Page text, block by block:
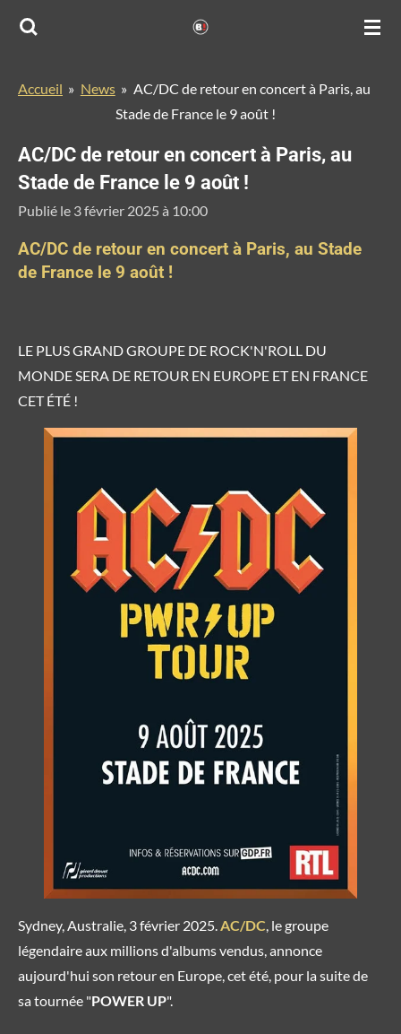
Passer
principal
Accueil » News » AC/DC de retour en concert à Paris, au
Stade de France le 9 août !
AC/DC de retour en concert à Paris, au
Stade de France le 9 août !
Publié le 3 février 2025 à 10:00
AC/DC de retour en concert à Paris, au Stade
de France le 9 août !
LE PLUS GRAND GROUPE DE ROCK'N'ROLL DU
MONDE SERA DE RETOUR EN EUROPE ET EN FRANCE
CET ÉTÉ !
Sydney, Australie, 3 février 2025.AC/DC, le groupe
légendaire aux millions d'albums vendus, annonce
aujourd'hui son retour en Europe, cet été, pour la suite de
sa tournée "POWER UP".